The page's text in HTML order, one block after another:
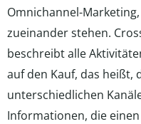
Omnichannel-
zueinander stehen.
beschreibt alle
auf den Kauf, das heißt,
unterschiedlichen
Informationen, die